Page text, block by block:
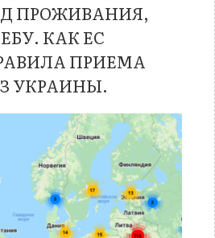
ПРОЖИВАНИЯ,
КАК ЕС
ПРИЕМА
УКРАИНЫ.